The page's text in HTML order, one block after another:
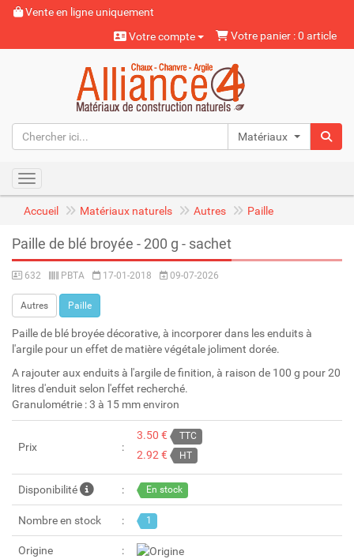
Vente en ligne uniquement
Votre compte
Votre panier : 0 article
Matériaux naturels
Toggle navigation
Accueil Matériaux naturels Autres Paille
Paille de blé broyée - 200 g - sachet
632 PBTA 17-01-2018 09-07-2026
Autres Paille
Paille de blé broyée décorative, à incorporer dans les enduits à
l'argile pour un effet de matière végétale joliment dorée.
A rajouter aux enduits à l'argile de finition, à raison de 100 g pour 20
litres d'enduit selon l'effet recherché.
Granulométrie : 3 à 15 mm environ
Prix
3.50 € TTC
2.92 € HT
Disponibilité En stock
Nombre en stock 1
Origine